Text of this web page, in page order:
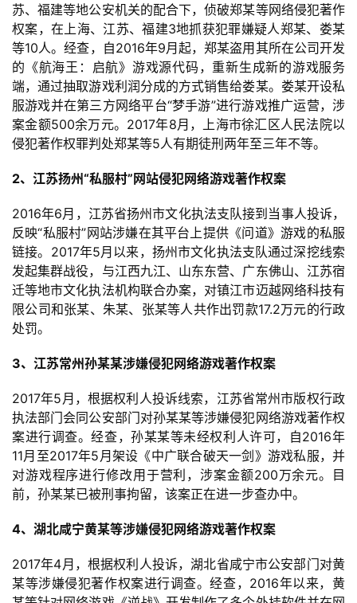
首
页
茶
创
游
戏
业
界
手
游
戏
单
机
游
戏
休
闲
苏、福建等地公安机关的配合下，侦破郑某等网络侵犯著作
权案，在上海、江苏、福建3地抓获犯罪嫌疑人郑某、娄某
等10人。经查，自2016年9月起，郑某盗用其所在公司开发
的《航海王：启航》游戏源代码，重新生成新的游戏服务
端，通过抽取游戏利润分成的方式销售给娄某。娄某开设私
服游戏并在第三方网络平台“梦手游”进行游戏推广运营，涉
案金额500余万元。2017年8月，上海市徐汇区人民法院以
侵犯著作权罪判处郑某等5人有期徒刑两年至三年不等。
2、江苏扬州“私服村”网站侵犯网络游戏著作权案
2016年6月，江苏省扬州市文化执法支队接到当事人投诉，
反映“私服村”网站涉嫌在其平台上提供《问道》游戏的私服
链接。2017年5月以来，扬州市文化执法支队通过深挖线索
发起集群战役，与江西九江、山东东营、广东佛山、江苏宿
迁等地市文化执法机构联合办案，对镇江市迈越网络科技有
限公司和张某、朱某、张某等人共作出罚款17.2万元的行政
处罚。
3、江苏常州孙某某涉嫌侵犯网络游戏著作权案
2017年5月，根据权利人投诉线索，江苏省常州市版权行政
执法部门会同公安部门对孙某某等涉嫌侵犯网络游戏著作权
案进行调查。经查，孙某某等未经权利人许可，自2016年
11月至2017年5月架设《中广联合破天一剑》游戏私服，并
对游戏程序进行修改用于营利，涉案金额200万余元。目
前，孙某某已被刑事拘留，该案正在进一步查办中。
4、湖北咸宁黄某等涉嫌侵犯网络游戏著作权案
2017年4月，根据权利人投诉，湖北省咸宁市公安部门对黄
某等涉嫌侵犯著作权案进行调查。经查，2016年以来，黄